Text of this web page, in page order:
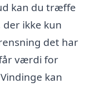
kan du træffe
ikke kun
det har
værdi for
kan